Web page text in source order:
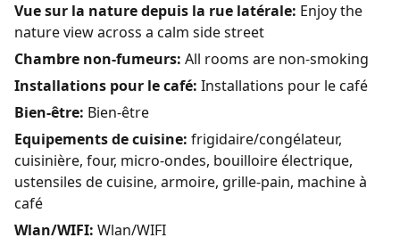
Vue sur la nature depuis la rue latérale: Enjoy the
nature view across a calm side street
Chambre non-fumeurs: All rooms are non-smoking
Installations pour le café: Installations pour le café
Bien-être: Bien-être
Equipements de cuisine: frigidaire/congélateur,
cuisinière, four, micro-ondes, bouilloire électrique,
ustensiles de cuisine, armoire, grille-pain, machine à
café
Wlan/WIFI: Wlan/WIFI